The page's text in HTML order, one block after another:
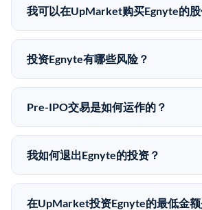
已知股价来自其最近一轮融资。 二级
不同。
我可以在UpMarket购买Egnyte的股
可以。合格投资者可以通过填写本页
upmarket.co创建账户来表达对Egnyte
50,000美元。UpMarket是FINRA注册
自2019年以来已经纪超过5亿美元的另
投资Egnyte有哪些风险？
Pre-IPO投资存在重大风险。Egnyte
意味着没有公开市场可以快速出售。不
好可能全部损失的准备。私有公司的
间可能大幅波动。投资者应在投资前
Pre-IPO交易是如何运作的？
在Pre-IPO交易中，合格投资者通过二
股东（如员工、早期投资者或其他持有
为FINRA注册的经纪交易商促成这些
理合规、文件和结算事宜。
我如何退出Egnyte的投资？
Pre-IPO持股主要有两种退出途径：在
售给其他买家，或持有直到公司完成
在UpMarket投资Egnyte的最低金额